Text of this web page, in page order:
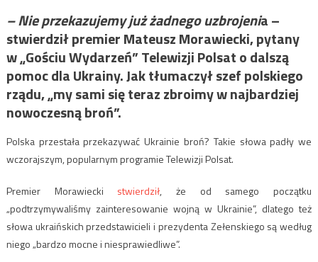
– Nie przekazujemy już żadnego uzbrojenia –
stwierdził premier Mateusz Morawiecki, pytany
w „Gościu Wydarzeń” Telewizji Polsat o dalszą
pomoc dla Ukrainy. Jak tłumaczył szef polskiego
rządu, „my sami się teraz zbroimy w najbardziej
nowoczesną broń”.
Polska przestała przekazywać Ukrainie broń? Takie słowa padły we
wczorajszym, popularnym programie Telewizji Polsat.
Premier Morawiecki stwierdził, że od samego początku
„podtrzymywaliśmy zainteresowanie wojną w Ukrainie”, dlatego też
słowa ukraińskich przedstawicieli i prezydenta Zełenskiego są według
niego „bardzo mocne i niesprawiedliwe”.